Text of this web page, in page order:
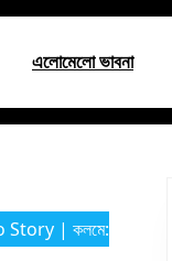
এলোমেলো ভাবনা
Story | কলমে: